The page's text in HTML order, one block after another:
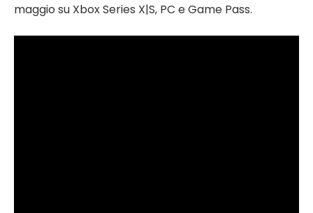
maggio su Xbox Series X|S, PC e Game Pass.